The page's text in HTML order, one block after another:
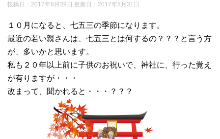
投稿日：2017年8月29日 更新日： 2017年8月31日
１０月になると、七五三の季節になります。
最近の若い親さんは、七五三とは何するの？？？と言う方
が、多いかと思います。
私も２０年以上前に子供のお祝いで、神社に、行った覚え
が有りますが・・・
改まって、聞かれると・・・？？？